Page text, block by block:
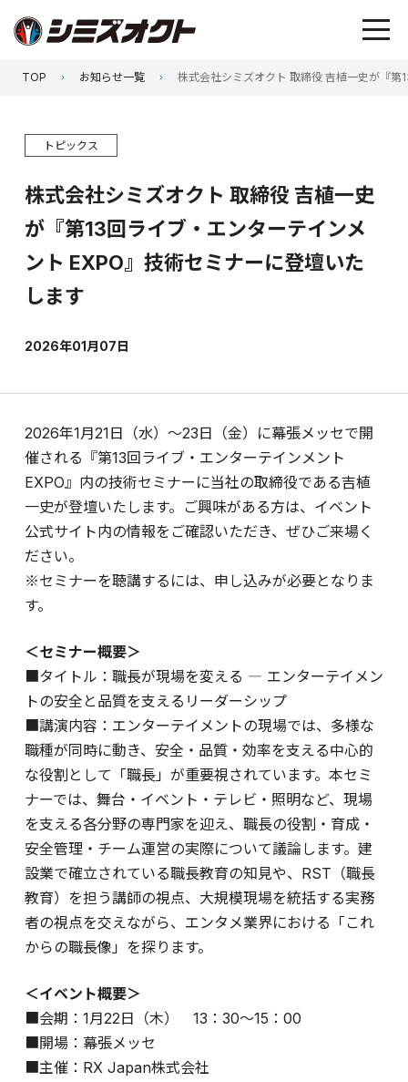
TOP お知らせ一覧 株式会社シミズオクト 取締役 吉植一史が『
トピックス
株式会社シミズオクト 取締役 吉植一史
が『第13回ライブ・エンターテインメ
ント EXPO』技術セミナーに登壇いた
します
2026年01月07日
2026年1月21日（水）～23日（金）に幕張メッセで開
催される『第13回ライブ・エンターテインメント
EXPO』内の技術セミナーに当社の取締役である吉植
一史が登壇いたします。ご興味がある方は、イベント
公式サイト内の情報をご確認いただき、ぜひご来場く
ださい。
※セミナーを聴講するには、申し込みが必要となりま
す。
＜セミナー概要＞
■タイトル：職長が現場を変える ― エンターテイメン
トの安全と品質を支えるリーダーシップ
■講演内容：エンターテイメントの現場では、多様な
職種が同時に動き、安全・品質・効率を支える中心的
な役割として「職長」が重要視されています。本セミ
ナーでは、舞台・イベント・テレビ・照明など、現場
を支える各分野の専門家を迎え、職長の役割・育成・
安全管理・チーム運営の実際について議論します。建
設業で確立されている職長教育の知見や、RST（職長
教育）を担う講師の視点、大規模現場を統括する実務
者の視点を交えながら、エンタメ業界における「これ
からの職長像」を探ります。
＜イベント概要＞
■会期：1月22日（木） 13：30～15：00
■開場：幕張メッセ
■主催：RX Japan株式会社